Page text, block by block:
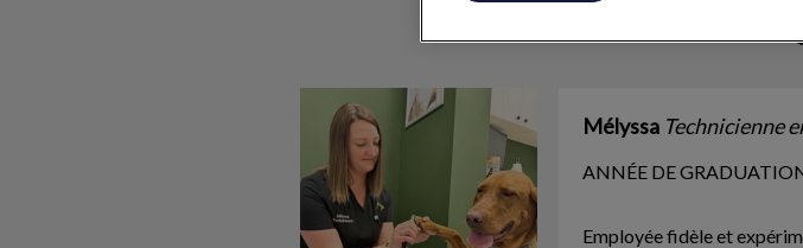
Mélyssa Technicienne
ANNÉE DE
Employée fidèle et